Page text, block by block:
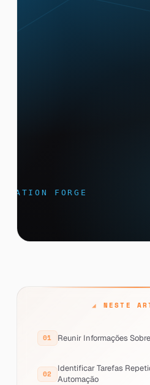
NESTE
Reunir Informações
Identificar Tarefas
Automação